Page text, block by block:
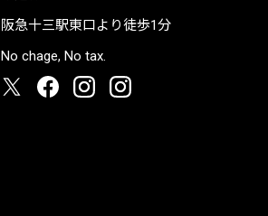
阪急十三駅東口より徒歩1分
No chage, No tax.